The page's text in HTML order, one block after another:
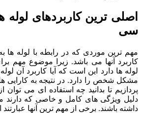
ترین کاربردهای لوله
ترین موردی که در رابطه با لوله ها به
آنها می باشد. زیرا موضوع مهم برای
ها دارد این است که آیا کاربرد آن لوله
شخص را دارد. در نتیجه به کارایی های
تا بدانید چه استفاده ای می توان از آن
ویژگی های کامل و خاصی که دارند می
باشند. برخی از مهم ترین آنها عبارتند از :